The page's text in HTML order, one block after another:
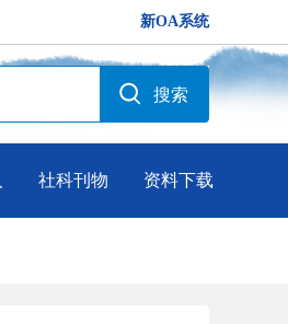
新OA系统
社科刊物 资料下载